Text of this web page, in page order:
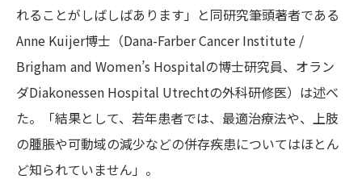
れることがしばしばあります」と同研究筆頭著者である
Anne Kuijer博士（Dana-Farber Cancer Institute /
Brigham and Women’s Hospitalの博士研究員、オラン
ダDiakonessen Hospital Utrechtの外科研修医）は述べ
た。「結果として、若年患者では、最適治療法や、上肢
の腫脹や可動域の減少などの併存疾患についてはほとん
ど知られていません」。